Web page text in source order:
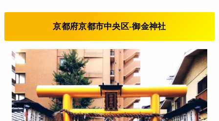
京都府京都市中央区-御金神社